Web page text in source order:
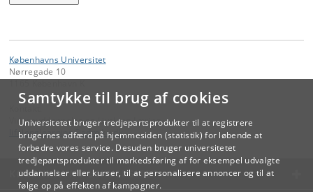
Samtykke til brug af cookies
Universitetet bruger tredjepartsprodukter til at registrere
brugernes adfærd på hjemmesiden (statistik) for løbende at
forbedre vores service. Desuden bruger universitetet
tredjepartsprodukter til markedsføring af for eksempel udvalgte
uddannelser eller kurser, til at personalisere annoncer og til at
følge op på effekten af kampagner.
Københavns Universitet
Nørregade 10
Videreuddannelse og Livslang Læring
lifelonglearning@adm.ku.dk
KØBENHAVNS UNIVERSITET